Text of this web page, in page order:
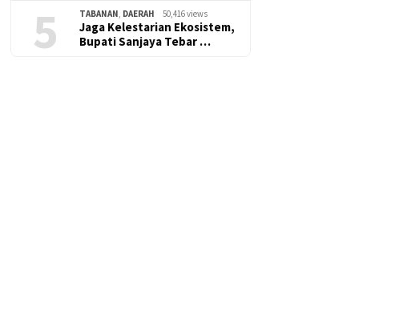
5 TABANAN, DAERAH 50,416 views
Jaga Kelestarian Ekosistem,
Bupati Sanjaya Tebar …